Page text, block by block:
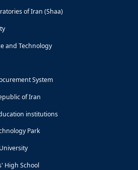
of Iran (Shaa)
and Technology
System
of Iran
institutions
Park
High School